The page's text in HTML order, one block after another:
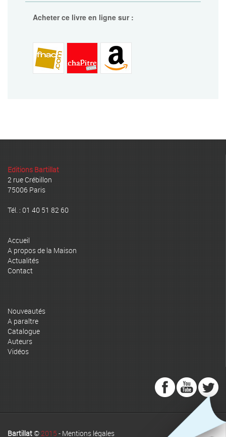
Acheter ce livre en ligne sur :
Editions Bartillat
2 rue Crébillon
75006 Paris
Tél. : 01 40 51 82 60
Accueil
A propos de la Maison
Actualités
Contact
Nouveautés
A paraître
Catalogue
Auteurs
Vidéos
Bartillat© 2015 - Mentions légales